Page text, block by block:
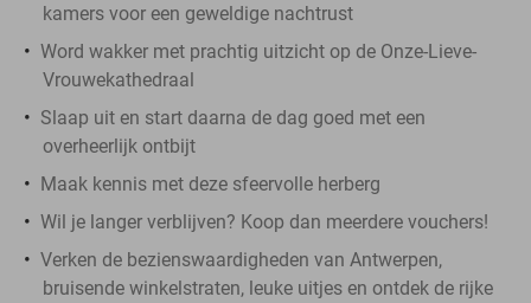
kamers voor een geweldige nachtrust
Word wakker met prachtig uitzicht op de Onze-Lieve-
Vrouwekathedraal
Slaap uit en start daarna de dag goed met een
overheerlijk ontbijt
Maak kennis met deze sfeervolle herberg
Wil je langer verblijven? Koop dan meerdere vouchers!
Verken de bezienswaardigheden van Antwerpen,
bruisende winkelstraten, leuke uitjes en ontdek de rijke